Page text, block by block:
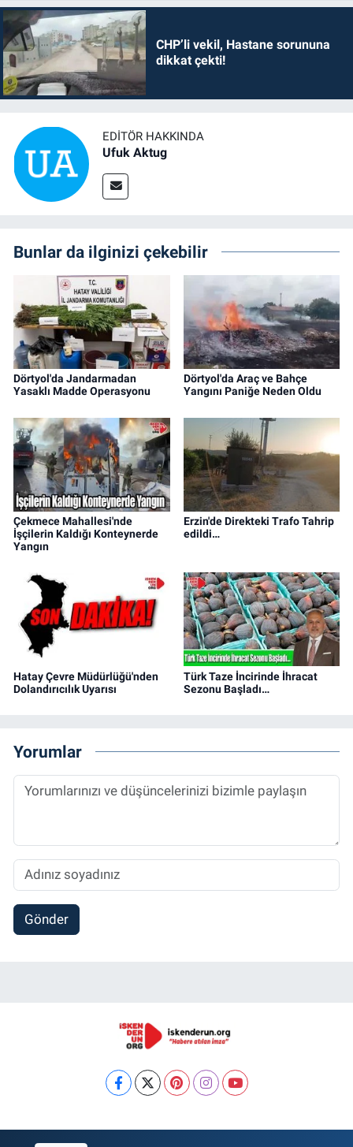
CHP’li vekil, Hastane sorununa
dikkat çekti!
EDITÖR HAKKINDA
Ufuk Aktug
Bunlar da ilginizi çekebilir
Dörtyol'da Jandarmadan
Yasaklı Madde Operasyonu
Dörtyol'da Araç ve Bahçe
Yangını Paniğe Neden Oldu
Çekmece Mahallesi'nde
İşçilerin Kaldığı Konteynerde
Yangın
Erzin'de Direkteki Trafo Tahrip
edildi…
Hatay Çevre Müdürlüğü'nden
Dolandırıcılık Uyarısı
Türk Taze İncirinde İhracat
Sezonu Başladı…
Yorumlar
Gönder